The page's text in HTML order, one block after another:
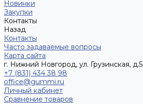
Новинки
Закупки
Контакты
Назад
Контакты
Часто задаваемые вопросы
Карта сайта
г. Нижний Новгород, ул. Грузинская, д.5
+7 (831) 434 38 98
office@gummi.ru
Личный кабинет
Сравнение товаров